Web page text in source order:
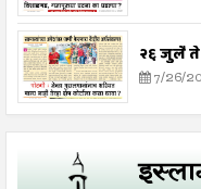
२६ जुलै
7/26/